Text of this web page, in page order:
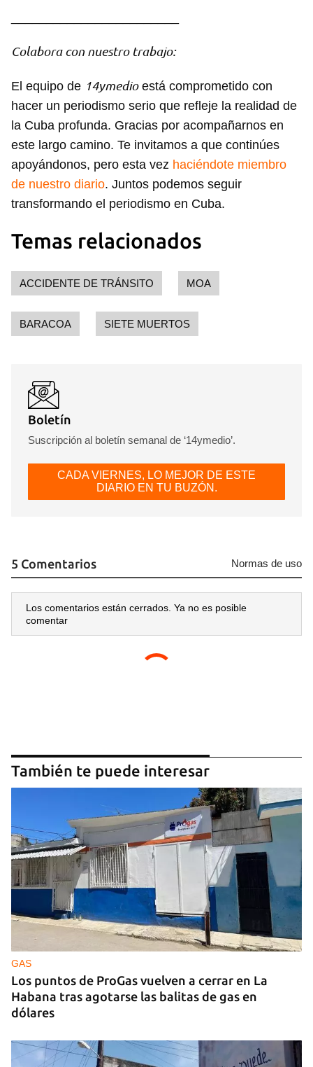
Colabora con nuestro trabajo:
El equipo de 14ymedioestá comprometido con
hacer un periodismo serio que refleje la realidad de
la Cuba profunda. Gracias por acompañarnos en
este largo camino. Te invitamos a que continúes
apoyándonos, pero esta vez haciéndote miembro
de nuestro diario. Juntos podemos seguir
transformando el periodismo en Cuba.
Temas relacionados
ACCIDENTE DE TRÁNSITO MOA
BARACOA SIETE MUERTOS
Boletín
Suscripción al boletín semanal de ‘14ymedio’.
CADA VIERNES, LO MEJOR DE ESTE
DIARIO EN TU BUZÓN.
5 Comentarios Normas de uso
Los comentarios están cerrados. Ya no es posible
comentar
También te puede interesar
GAS
Los puntos de ProGas vuelven a cerrar en La
Habana tras agotarse las balitas de gas en
dólares